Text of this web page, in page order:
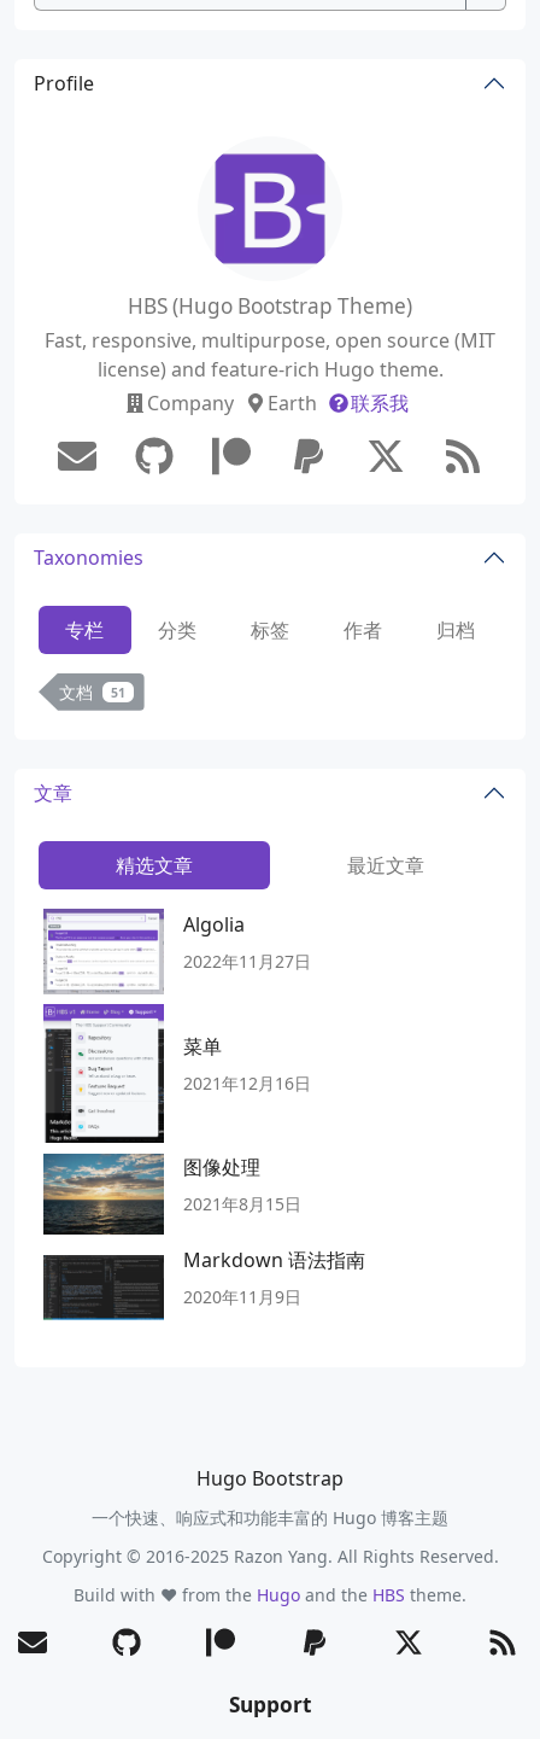
Profile
HBS (Hugo Bootstrap Theme)
Fast, responsive, multipurpose, open source (MIT
license) and feature-rich Hugo theme.
Company
Earth 联系我
Taxonomies
专栏 分类 标签 作者 归档
文档 51
文章
精选文章 最近文章
Algolia
2022年11月27日
菜单
2021年12月16日
图像处理
2021年8月15日
Markdown 语法指南
2020年11月9日
Hugo Bootstrap
一个快速、响应式和功能丰富的 Hugo 博客主题
Copyright © 2016-2025 Razon Yang. All Rights Reserved.
Build with ❤️ from the Hugo and the HBS theme.
Support